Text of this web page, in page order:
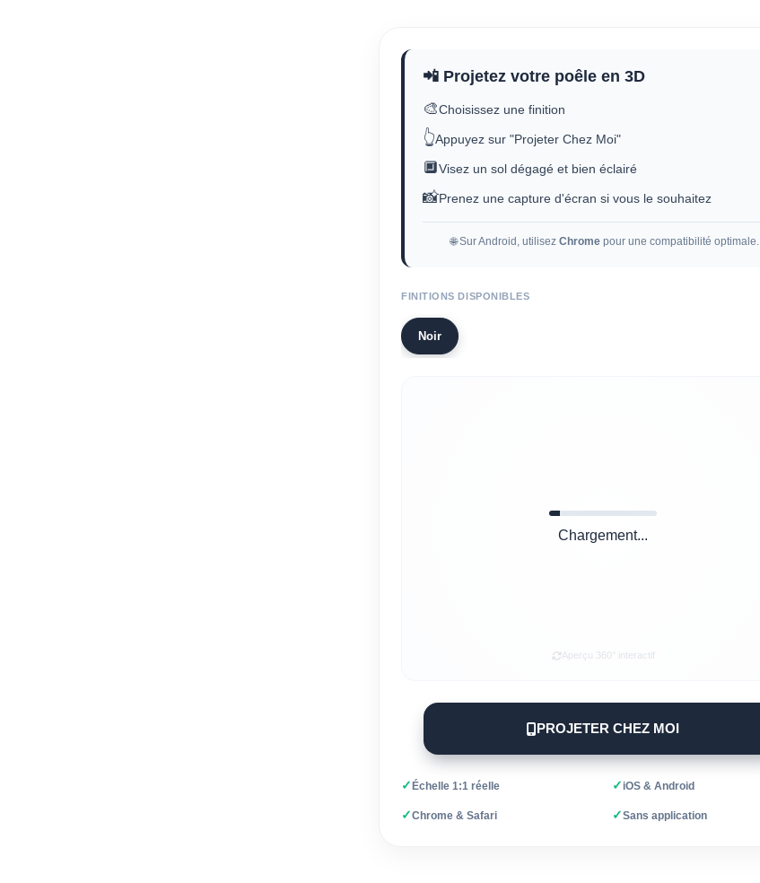
📲 Projetez votre poêle en 3D
🎨Choisissez une finition
👆Appuyez sur "Projeter Chez Moi"
🔲Visez un sol dégagé et bien éclairé
📸Prenez une capture d'écran si vous le souhaitez
🌐 Sur Android, utilisez Chrome pour une compatibilité optimale.
FINITIONS DISPONIBLES
Noir
Chargement...
Aperçu 360° interactif
PROJETER CHEZ MOI
✓Échelle 1:1 réelle ✓iOS & Android
✓Chrome & Safari ✓Sans application